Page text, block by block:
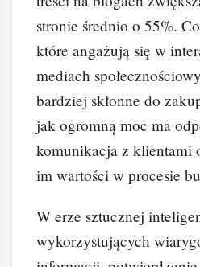
stronie średnio o 55%.
które angażują się w
mediach
bardziej skłonne do
jak ogromną moc ma
komunikacja z klientami
im wartości w procesie
W erze sztucznej
wykorzystujących